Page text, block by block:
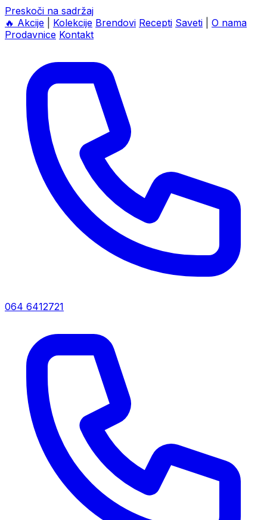
Preskoči na sadržaj
🔥 Akcije Kolekcije Brendovi Recepti Saveti
O nama
Prodavnice Kontakt
064 6412721